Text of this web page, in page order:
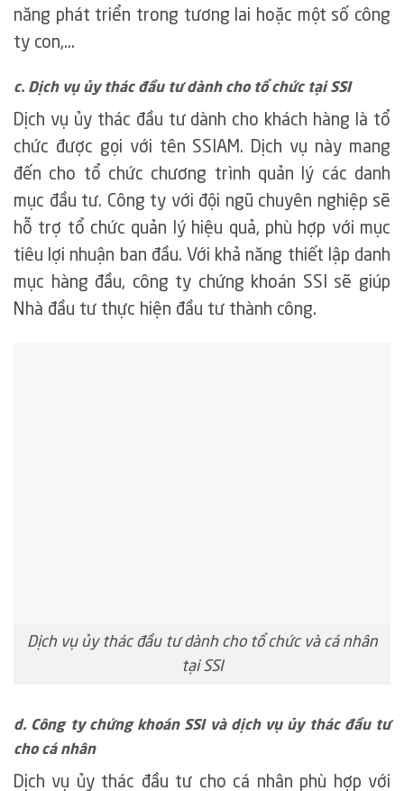
năng phát triển trong tương lai hoặc một số công
ty con,…
c. Dịch vụ ủy thác đầu tư dành cho tổ chức tại SSI
Dịch vụ ủy thác đầu tư dành cho khách hàng là tổ
chức được gọi với tên SSIAM. Dịch vụ này mang
đến cho tổ chức chương trình quản lý các danh
mục đầu tư. Công ty với đội ngũ chuyên nghiệp sẽ
hỗ trợ tổ chức quản lý hiệu quả, phù hợp với mục
tiêu lợi nhuận ban đầu. Với khả năng thiết lập danh
mục hàng đầu, công ty chứng khoán SSI sẽ giúp
Nhà đầu tư thực hiện đầu tư thành công.
Dịch vụ ủy thác đầu tư dành cho tổ chức và cá nhân
tại SSI
d. Công ty chứng khoán SSI và dịch vụ ủy thác đầu tư
cho cá nhân
Dịch vụ ủy thác đầu tư cho cá nhân phù hợp với